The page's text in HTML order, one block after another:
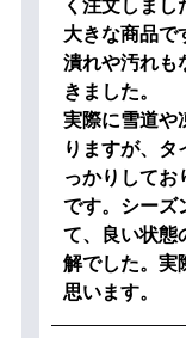
く注文しまし
大きな商品で
潰れや汚れも
きました。
実際に雪道や
りますが、タ
っかりしてお
です。シーズ
て、良い状態
解でした。実
思います。